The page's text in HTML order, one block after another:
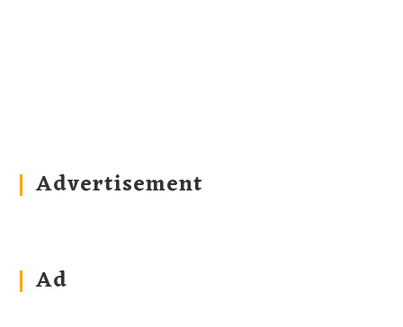
Advertisement
Ad